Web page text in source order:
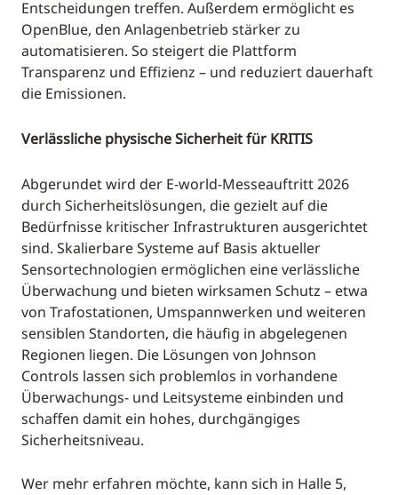
Entscheidungen treffen. Außerdem ermöglicht es
OpenBlue, den Anlagenbetrieb stärker zu
automatisieren. So steigert die Plattform
Transparenz und Effizienz – und reduziert dauerhaft
die Emissionen.
Verlässliche physische Sicherheit für KRITIS
Abgerundet wird der E-world-Messeauftritt 2026
durch Sicherheitslösungen, die gezielt auf die
Bedürfnisse kritischer Infrastrukturen ausgerichtet
sind. Skalierbare Systeme auf Basis aktueller
Sensortechnologien ermöglichen eine verlässliche
Überwachung und bieten wirksamen Schutz – etwa
von Trafostationen, Umspannwerken und weiteren
sensiblen Standorten, die häufig in abgelegenen
Regionen liegen. Die Lösungen von Johnson
Controls lassen sich problemlos in vorhandene
Überwachungs- und Leitsysteme einbinden und
schaffen damit ein hohes, durchgängiges
Sicherheitsniveau.
Wer mehr erfahren möchte, kann sich in Halle 5,